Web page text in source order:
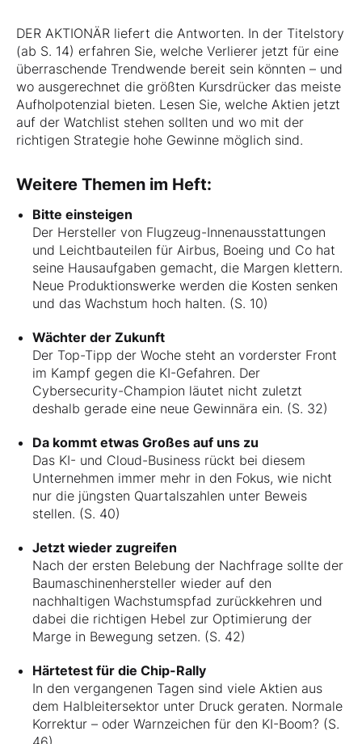
DER AKTIONÄR liefert die Antworten. In der Titelstory
(ab S. 14) erfahren Sie, welche Verlierer jetzt für eine
überraschende Trendwende bereit sein könnten – und
wo ausgerechnet die größten Kursdrücker das meiste
Aufholpotenzial bieten. Lesen Sie, welche Aktien jetzt
auf der Watchlist stehen sollten und wo mit der
richtigen Strategie hohe Gewinne möglich sind.
Weitere Themen im Heft:
Bitte einsteigen
Der Hersteller von Flugzeug-Innenausstattungen
und Leichtbauteilen für Airbus, Boeing und Co hat
seine Hausaufgaben gemacht, die Margen klettern.
Neue Produktionswerke werden die Kosten senken
und das Wachstum hoch halten. (S. 10)
Wächter der Zukunft
Der Top-Tipp der Woche steht an vorderster Front
im Kampf gegen die KI-Gefahren. Der
Cybersecurity-Champion läutet nicht zuletzt
deshalb gerade eine neue Gewinnära ein. (S. 32)
Da kommt etwas Großes auf uns zu
Das KI- und Cloud-Business rückt bei diesem
Unternehmen immer mehr in den Fokus, wie nicht
nur die jüngsten Quartalszahlen unter Beweis
stellen. (S. 40)
Jetzt wieder zugreifen
Nach der ersten Belebung der Nachfrage sollte der
Baumaschinenhersteller wieder auf den
nachhaltigen Wachstumspfad zurückkehren und
dabei die richtigen Hebel zur Optimierung der
Marge in Bewegung setzen. (S. 42)
Härtetest für die Chip-Rally
In den vergangenen Tagen sind viele Aktien aus
dem Halbleitersektor unter Druck geraten. Normale
Korrektur – oder Warnzeichen für den KI-Boom? (S.